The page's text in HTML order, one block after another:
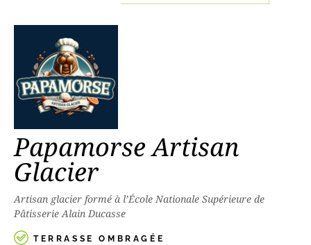
Papamorse Artisan
Glacier
Artisan glacier formé à l’École Nationale Supérieure de
Pâtisserie Alain Ducasse
TERRASSE OMBRAGÉE